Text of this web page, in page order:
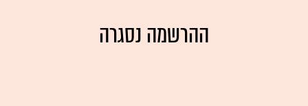
ההרשמה נסגרה